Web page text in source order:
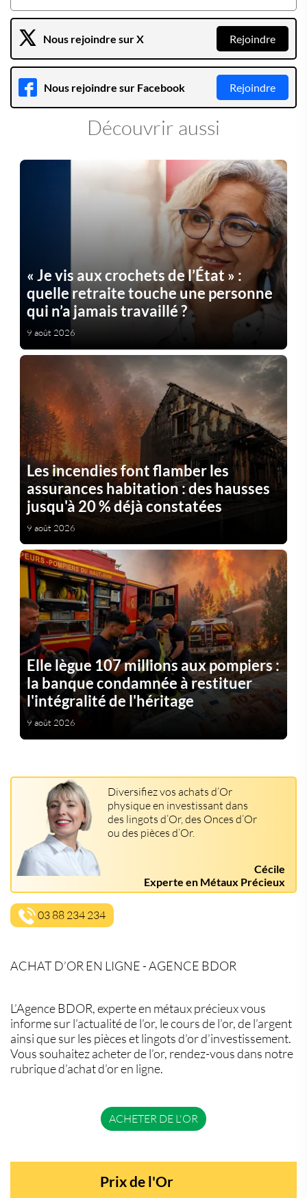
Nous rejoindre sur X Rejoindre
Nous rejoindre sur Facebook Rejoindre
Découvrir aussi
« Je vis aux crochets de l’État » :
quelle retraite touche une personne
qui n’a jamais travaillé ?
9 août 2026
Les incendies font flamber les
assurances habitation : des hausses
jusqu'à 20 % déjà constatées
9 août 2026
Elle lègue 107 millions aux pompiers :
la banque condamnée à restituer
l'intégralité de l'héritage
9 août 2026
Diversifiez vos achats d’Or
physique en investissant dans
des lingots d’Or, des Onces d’Or
ou des pièces d’Or.
Cécile
Experte en Métaux Précieux
03 88 234 234
ACHAT D’OR EN LIGNE - AGENCE BDOR
L’Agence BDOR, experte en métaux précieux vous
informe sur l’actualité de l’or, le cours de l’or, de l’argent
ainsi que sur les pièces et lingots d’or d’investissement.
Vous souhaitez acheter de l’or, rendez-vous dans notre
rubrique d’achat d’or en ligne.
ACHETER DE L'OR
Prix de l'Or